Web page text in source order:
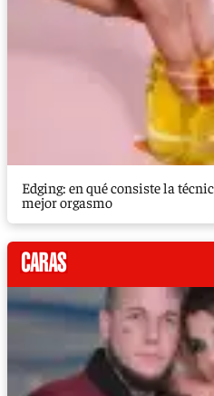
Edging: en qué consiste la
mejor orgasmo